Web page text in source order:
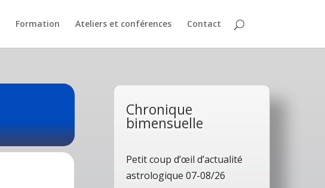
Formation Ateliers et conférences Contact
Chronique
bimensuelle
Petit coup d’œil d’actualité
astrologique 07-08/26